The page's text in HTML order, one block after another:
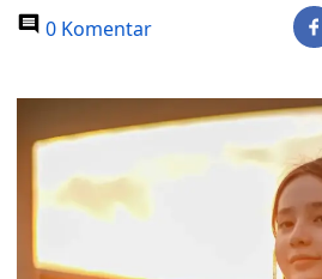
0 Komentar